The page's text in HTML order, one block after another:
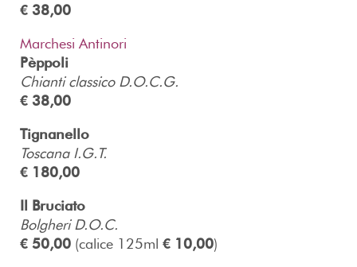
€ 38,00
Marchesi Antinori
Pèppoli
Chianti classico D.O.C.G.
€ 38,00
Tignanello
Toscana I.G.T.
€ 180,00
Il Bruciato
Bolgheri D.O.C.
€ 50,00 (calice 125ml € 10,00)